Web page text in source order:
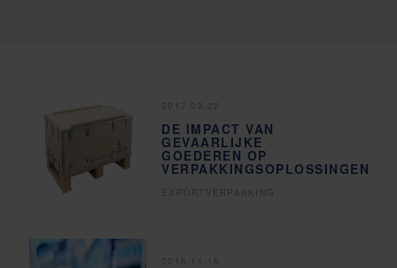
DE IMPACT VAN
GEVAARLIJKE
GOEDEREN OP
VERPAKKINGSOPLOSSINGEN
2017.03.22
EXPORTVERPAKKING
2016.11.16